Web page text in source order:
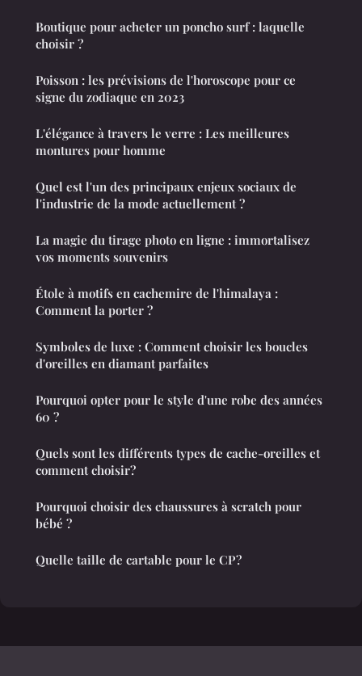
Boutique pour acheter un poncho surf : laquelle
choisir ?
Poisson : les prévisions de l'horoscope pour ce
signe du zodiaque en 2023
L'élégance à travers le verre : Les meilleures
montures pour homme
Quel est l'un des principaux enjeux sociaux de
l'industrie de la mode actuellement ?
La magie du tirage photo en ligne : immortalisez
vos moments souvenirs
Étole à motifs en cachemire de l'himalaya :
Comment la porter ?
Symboles de luxe : Comment choisir les boucles
d'oreilles en diamant parfaites
Pourquoi opter pour le style d'une robe des années
60 ?
Quels sont les différents types de cache-oreilles et
comment choisir?
Pourquoi choisir des chaussures à scratch pour
bébé ?
Quelle taille de cartable pour le CP ?